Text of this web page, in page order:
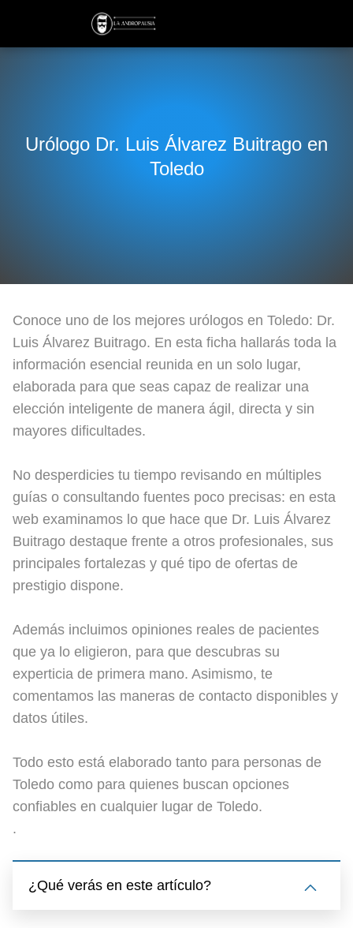
Urólogo Dr. Luis Álvarez Buitrago en
Toledo
Conoce uno de los mejores urólogos en Toledo: Dr.
Luis Álvarez Buitrago. En esta ficha hallarás toda la
información esencial reunida en un solo lugar,
elaborada para que seas capaz de realizar una
elección inteligente de manera ágil, directa y sin
mayores dificultades.
No desperdicies tu tiempo revisando en múltiples
guías o consultando fuentes poco precisas: en esta
web examinamos lo que hace que Dr. Luis Álvarez
Buitrago destaque frente a otros profesionales, sus
principales fortalezas y qué tipo de ofertas de
prestigio dispone.
Además incluimos opiniones reales de pacientes
que ya lo eligieron, para que descubras su
experticia de primera mano. Asimismo, te
comentamos las maneras de contacto disponibles y
datos útiles.
Todo esto está elaborado tanto para personas de
Toledo como para quienes buscan opciones
confiables en cualquier lugar de Toledo.
.
¿Qué verás en este artículo?